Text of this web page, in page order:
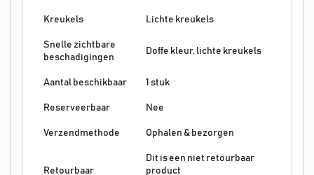
Kreukels Lichte kreukels
Snelle zichtbare
beschadigingen
Doffe kleur, lichte kreukels
Aantal beschikbaar 1 stuk
Reserveerbaar Nee
Verzendmethode Ophalen & bezorgen
Retourbaar
Dit is een niet retourbaar
product